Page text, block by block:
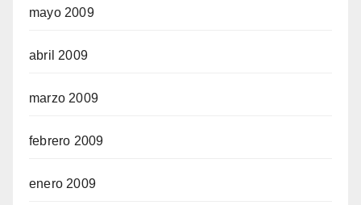
mayo 2009
abril 2009
marzo 2009
febrero 2009
enero 2009